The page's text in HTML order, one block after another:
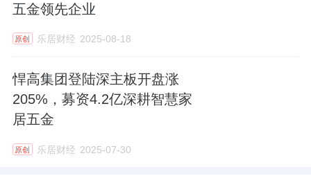
五金领先企业
原创 乐居财经 2025-08-18
悍高集团登陆深主板开盘涨
205%，募资4.2亿深耕智慧家
居五金
原创 乐居财经 2025-07-30